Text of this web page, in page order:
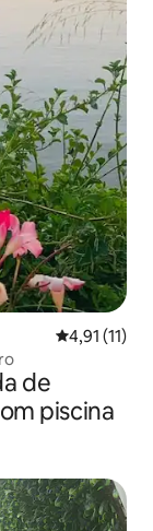
4,91 de uma
4,91 (11)
de
piscina